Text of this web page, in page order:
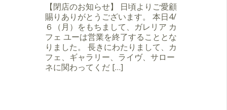
【閉店のお知らせ】 日頃よりご愛顧
賜りありがとうございます。 本日4/
６（月）をもちまして、ガレリア カ
フェ ユーは営業を終了することとな
りました。 長きにわたりまして、カ
フェ、ギャラリー、ライヴ、サロー
ネに関わってくだ […]